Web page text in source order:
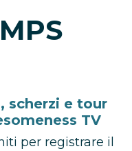
scherzi e tour
TV
per registrare il